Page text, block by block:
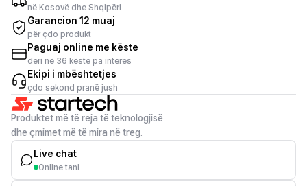
në Kosovë dhe Shqipëri
Garancion 12 muaj
për çdo produkt
Paguaj online me këste
deri në 36 këste pa interes
Ekipi i mbështetjes
çdo sekond pranë jush
Produktet më të reja të teknologjisë
dhe çmimet më të mira në treg.
Live chat
Online tani